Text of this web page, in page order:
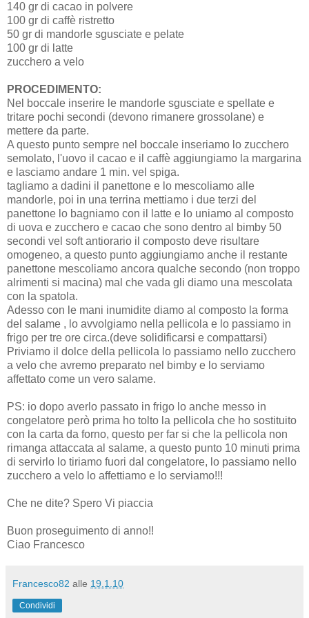
140 gr di cacao in polvere
100 gr di caffè ristretto
50 gr di mandorle sgusciate e pelate
100 gr di latte
zucchero a velo
PROCEDIMENTO:
Nel boccale inserire le mandorle sgusciate e spellate e
tritare pochi secondi (devono rimanere grossolane) e
mettere da parte.
A questo punto sempre nel boccale inseriamo lo zucchero
semolato, l'uovo il cacao e il caffè aggiungiamo la margarina
e lasciamo andare 1 min. vel spiga.
tagliamo a dadini il panettone e lo mescoliamo alle
mandorle, poi in una terrina mettiamo i due terzi del
panettone lo bagniamo con il latte e lo uniamo al composto
di uova e zucchero e cacao che sono dentro al bimby 50
secondi vel soft antiorario il composto deve risultare
omogeneo, a questo punto aggiungiamo anche il restante
panettone mescoliamo ancora qualche secondo (non troppo
alrimenti si macina) mal che vada gli diamo una mescolata
con la spatola.
Adesso con le mani inumidite diamo al composto la forma
del salame , lo avvolgiamo nella pellicola e lo passiamo in
frigo per tre ore circa.(deve solidificarsi e compattarsi)
Priviamo il dolce della pellicola lo passiamo nello zucchero
a velo che avremo preparato nel bimby e lo serviamo
affettato come un vero salame.
PS: io dopo averlo passato in frigo lo anche messo in
congelatore però prima ho tolto la pellicola che ho sostituito
con la carta da forno, questo per far si che la pellicola non
rimanga attaccata al salame, a questo punto 10 minuti prima
di servirlo lo tiriamo fuori dal congelatore, lo passiamo nello
zucchero a velo lo affettiamo e lo serviamo!!!
Che ne dite? Spero Vi piaccia
Buon proseguimento di anno!!
Ciao Francesco
Francesco82 alle 19.1.10
Condividi